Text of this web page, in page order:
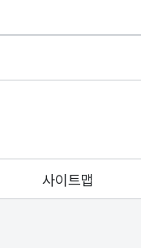
사이트맵